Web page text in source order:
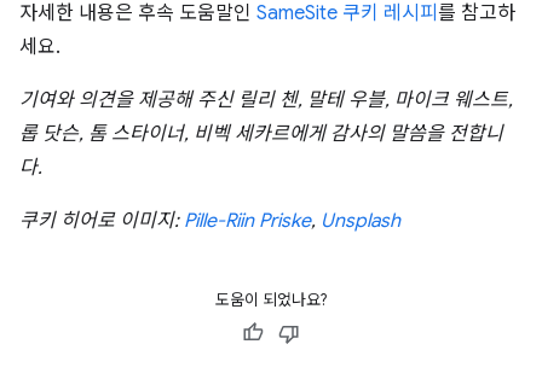
자세한 내용은 후속 도움말인 SameSite 쿠키 레시피 를 참고하
세요.
기여와 의견을 제공해 주신 릴리 첸, 말테 우블, 마이크 웨스트,
롭 닷슨, 톰 스타이너, 비벡 세카르에게 감사의 말씀을 전합니
다.
쿠키 히어로 이미지: Pille-Riin Priske, Unsplash
도움이 되었나요?